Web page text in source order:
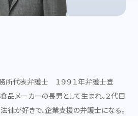
所代表弁護士 １９９１年弁護士登
メーカーの長男として生まれ、２代目
律が好きで、企業支援の弁護士になる。